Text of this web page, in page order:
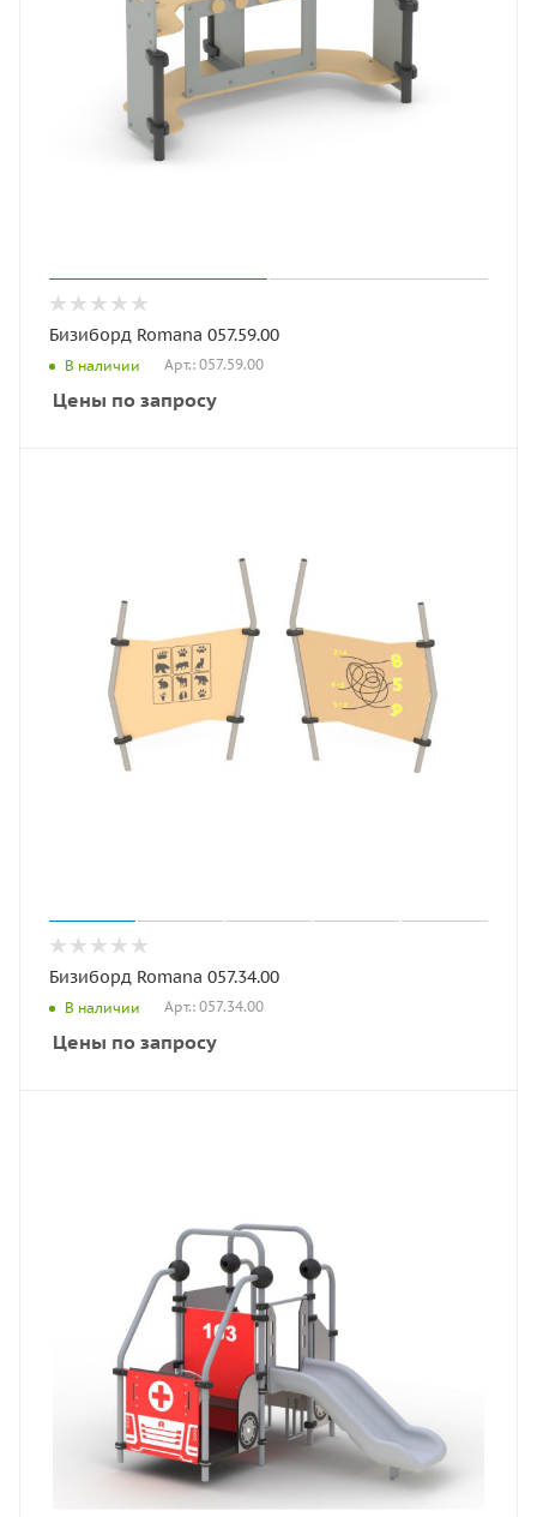
Бизиборд Romana 057.59.00
В наличии Арт.: 057.59.00
Цены по запросу
Бизиборд Romana 057.34.00
В наличии Арт.: 057.34.00
Цены по запросу